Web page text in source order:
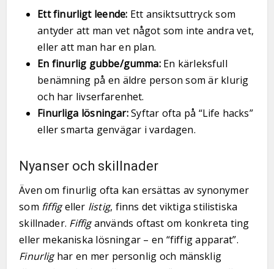
Ett finurligt leende: Ett ansiktsuttryck som
antyder att man vet något som inte andra vet,
eller att man har en plan.
En finurlig gubbe/gumma:En kärleksfull
benämning på en äldre person som är klurig
och har livserfarenhet.
Finurliga lösningar:Syftar ofta på “Life hacks”
eller smarta genvägar i vardagen.
Nyanser och skillnader
Även om finurlig ofta kan ersättas av synonymer
som fiffigeller listig, finns det viktiga stilistiska
skillnader. Fiffiganvänds oftast om konkreta ting
eller mekaniska lösningar – en “fiffig apparat”.
Finurlighar en mer personlig och mänsklig